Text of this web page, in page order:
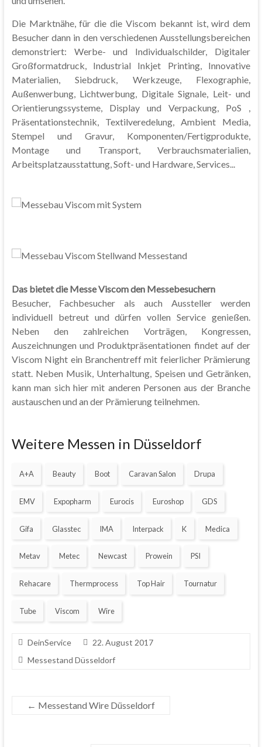
Die Marktnähe, für die die Viscom bekannt ist, wird dem
Besucher dann in den verschiedenen Ausstellungsbereichen
demonstriert: Werbe- und Individualschilder, Digitaler
Großformatdruck, Industrial Inkjet Printing, Innovative
Materialien, Siebdruck, Werkzeuge, Flexographie,
Außenwerbung, Lichtwerbung, Digitale Signale, Leit- und
Orientierungssysteme, Display und Verpackung, PoS ,
Präsentationstechnik, Textilveredelung, Ambient Media,
Stempel und Gravur, Komponenten/Fertigprodukte,
Montage und Transport, Verbrauchsmaterialien,
Arbeitsplatzausstattung, Soft- und Hardware, Services...
Das bietet die Messe Viscom den Messebesuchern
Besucher, Fachbesucher als auch Aussteller werden
individuell betreut und dürfen vollen Service genießen.
Neben den zahlreichen Vorträgen, Kongressen,
Auszeichnungen und Produktpräsentationen findet auf der
Viscom Night ein Branchentreff mit feierlicher Prämierung
statt. Neben Musik, Unterhaltung, Speisen und Getränken,
kann man sich hier mit anderen Personen aus der Branche
austauschen und an der Prämierung teilnehmen.
Weitere Messen in Düsseldorf
A+A Beauty Boot Caravan Salon Drupa
EMV Expopharm Eurocis Euroshop GDS
Gifa Glasstec IMA Interpack K Medica
Metav Metec Newcast Prowein PSI
Rehacare Thermprocess Top Hair Tournatur
Tube Viscom Wire
DeinService
22. August 2017
Messestand Düsseldorf
← Messestand Wire Düsseldorf